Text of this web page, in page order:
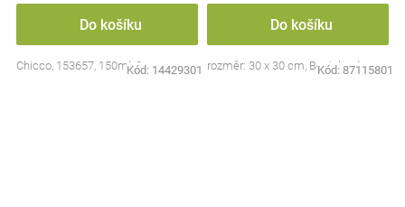
Do košíku
Chicco, 153657, 150ml, 0m+
Kód: 14429301
Do košíku
rozměr: 30 x 30 cm, Bocioland
Kód: 87115801